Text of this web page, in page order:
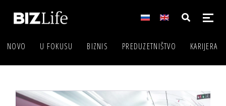
NOVO U FOKUSU BIZNIS PREDUZETNIŠTVO KARIJERA